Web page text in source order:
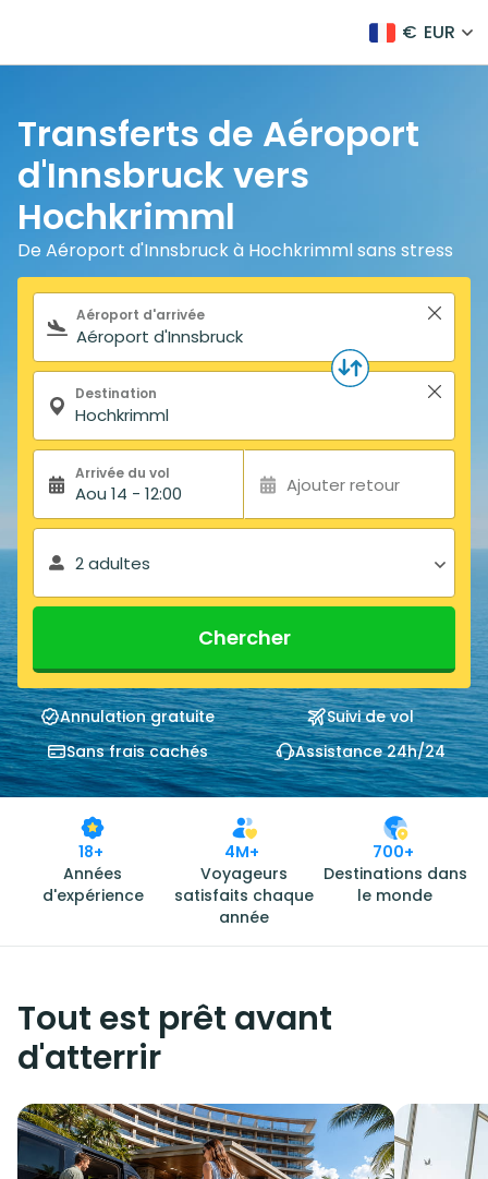
€ EUR
Transferts de Aéroport
d'Innsbruck vers
Hochkrimml
De Aéroport d'Innsbruck à Hochkrimml sans stress
Formulaire de recherche
Aéroport d'arrivée
Destination
Arrivée du vol
Aou 14 - 12:00 Ajouter retour
2 adultes
Chercher
Annulation gratuite
Suivi de vol
Sans frais cachés
Assistance 24h/24
18+
Années
d'expérience
4M+
Voyageurs
satisfaits chaque
année
700+
Destinations dans
le monde
Tout est prêt avant
d'atterrir